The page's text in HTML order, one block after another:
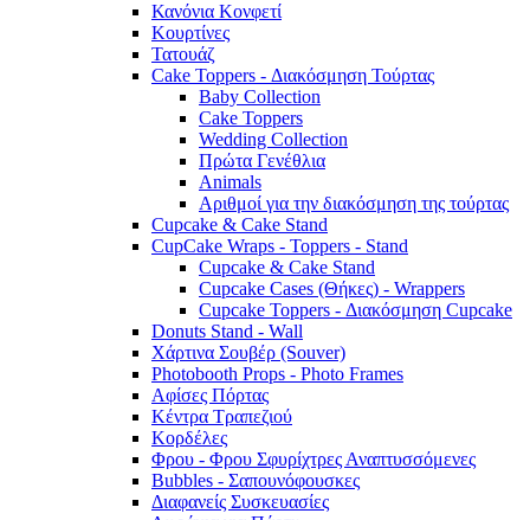
Κανόνια Κονφετί
Κουρτίνες
Τατουάζ
Cake Toppers - Διακόσμηση Τούρτας
Baby Collection
Cake Toppers
Wedding Collection
Πρώτα Γενέθλια
Animals
Αριθμοί για την διακόσμηση της τούρτας
Cupcake & Cake Stand
CupCake Wraps - Toppers - Stand
Cupcake & Cake Stand
Cupcake Cases (Θήκες) - Wrappers
Cupcake Toppers - Διακόσμηση Cupcake
Donuts Stand - Wall
Χάρτινα Σουβέρ (Souver)
Photobooth Props - Photo Frames
Αφίσες Πόρτας
Κέντρα Τραπεζιού
Κορδέλες
Φρου - Φρου Σφυρίχτρες Αναπτυσσόμενες
Bubbles - Σαπουνόφουσκες
Διαφανείς Συσκευασίες